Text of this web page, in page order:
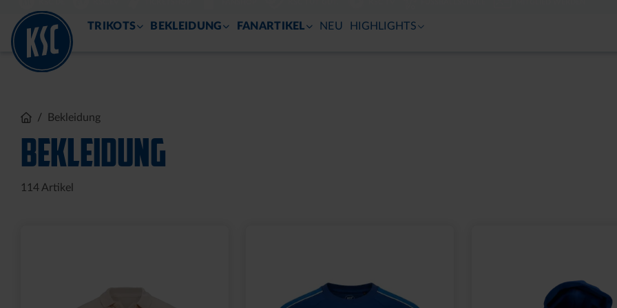
ZUM
INHALT
KSC.DE
Bekleidung
BEKLEIDUNG
114 Artikel